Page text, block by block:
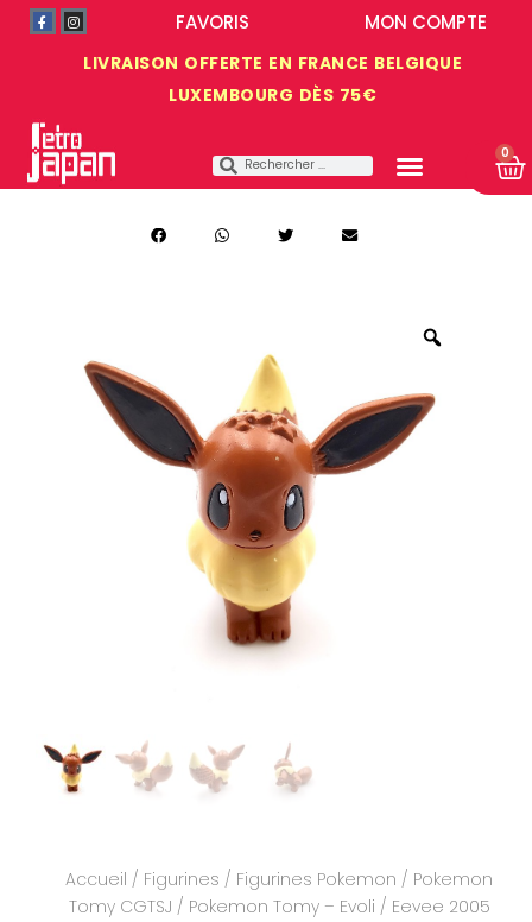
LIVRAISON OFFERTE EN FRANCE BELGIQUE
LUXEMBOURG DÈS 75€
MON COMPTE
FAVORIS
0
Accueil / Figurines / Figurines Pokemon / Pokemon
Tomy CGTSJ / Pokemon Tomy – Evoli / Eevee 2005